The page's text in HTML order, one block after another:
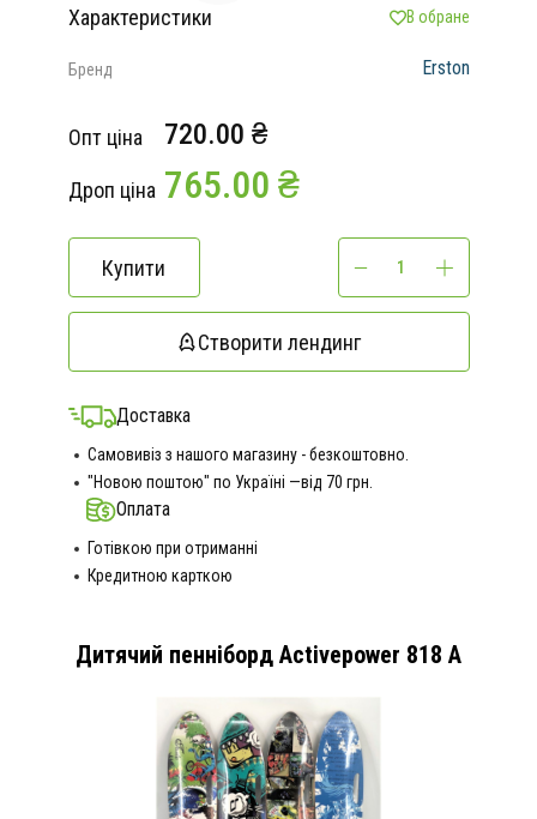
Характеристики В обране
Бренд Erston
Опт ціна 720.00 ₴
Дроп ціна 765.00 ₴
Купити
Створити лендинг
Доставка
Самовивіз з нашого магазину - безкоштовно.
"Новою поштою" по Україні —від 70 грн.
Оплата
Готівкою при отриманні
Кредитною карткою
Дитячий пенніборд Activepower 818 A